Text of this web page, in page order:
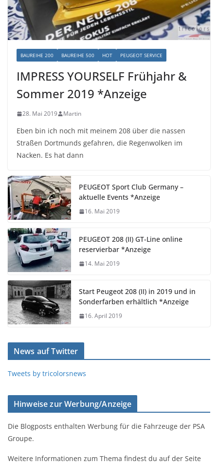
BAUREIHE 200 BAUREIHE 500 HOT PEUGEOT SERVICE
IMPRESS YOURSELF Frühjahr &
Sommer 2019 *Anzeige
28. Mai 2019 Martin
Eben bin ich noch mit meinem 208 über die nassen
Straßen Dortmunds gefahren, die Regenwolken im
Nacken. Es hat dann
PEUGEOT Sport Club Germany –
aktuelle Events *Anzeige
16. Mai 2019
PEUGEOT 208 (II) GT-Line online
reservierbar *Anzeige
14. Mai 2019
Start Peugeot 208 (II) in 2019 und in
Sonderfarben erhältlich *Anzeige
16. April 2019
News auf Twitter
Tweets by tricolorsnews
Hinweise zur Werbung/Anzeige
Die Blogposts enthalten Werbung für die Fahrzeuge der PSA
Groupe.
Weitere Informationen zum Thema findest du auf der Seite